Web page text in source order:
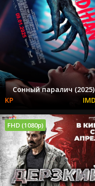
Сонный паралич (2025)
FHD (1080p)